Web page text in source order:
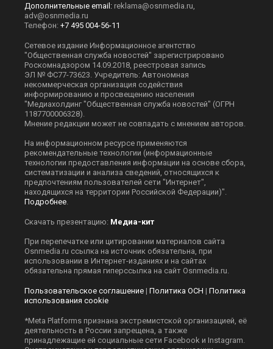
Дополнительные email: reklama@osnmedia.ru
adv@osnmedia.ru
Телефон: +7 495 004-56-11
Сетевое издание Информационное агентство
"Общественная служба новостей" зарегистрировано
Роскомнадзором 14.09.2018, реестровая запись
ЭЛ № ФС77-73623. Учредитель: Автономная
некоммерческая организация содействия
информированию и просвещению населения
"Медиахолдинг "Общественная служба новостей" (ОГРН
1187700006328).
Мнение редакции может не совпадать с мнением авторов.
На информационном ресурсе применяются
рекомендательные технологии (информационные
технологии предоставления информации на основе сбора,
систематизации и анализа сведений, относящихся к
предпочтениям пользователей сети "Интернет",
находящихся на территории Российской Федерации)".
Подробнее
Скачать презентацию: Медиа-кит
При перепечатке или цитировании материалов сайта
Оsnmedia.ru ссылка на источник обязательна, при
использовании в Интернет-изданиях и на сайтах
обязательна прямая гиперссылка на сайт Оsnmedia.ru.
Пользовательское соглашение | Политика ОСН | Политика
использования cookie
*Meta Platforms признана экстремистской организацией, её
деятельность в России запрещена, а также
принадлежащие ей социальные сети Facebook и Instagram.